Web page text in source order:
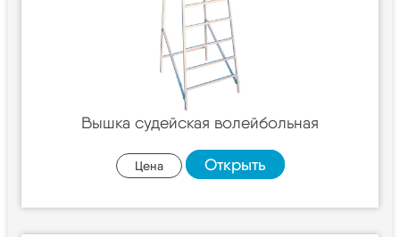
Вышка судейская волейбольная
Цена Открыть